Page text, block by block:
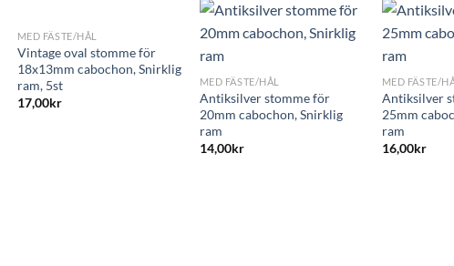
MED FÄSTE/HÅL
Vintage oval stomme för
18x13mm cabochon, Snirklig
ram, 5st
17,00kr
MED FÄSTE/HÅL
Antiksilver stomme för
20mm cabochon, Snirklig
ram
14,00kr
MED FÄSTE/
Antiksilver
25mm
ram
16,00kr